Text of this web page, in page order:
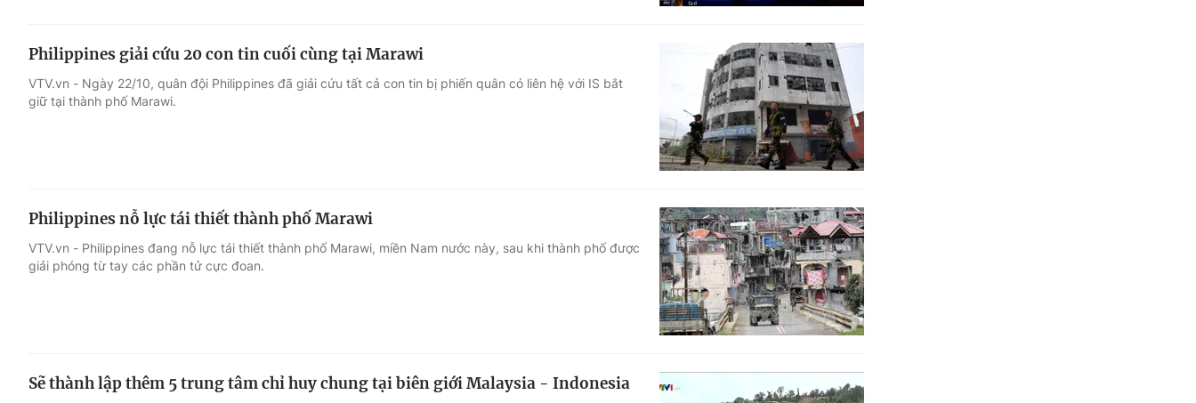
Philippines giải cứu 20 con tin cuối cùng tại Marawi
VTV.vn - Ngày 22/10, quân đội Philippines đã giải cứu tất cả con tin bị phiến quân có liên hệ với IS bắt
giữ tại thành phố Marawi.
Philippines nỗ lực tái thiết thành phố Marawi
VTV.vn - Philippines đang nỗ lực tái thiết thành phố Marawi, miền Nam nước này, sau khi thành phố được
giải phóng từ tay các phần tử cực đoan.
Sẽ thành lập thêm 5 trung tâm chỉ huy chung tại biên giới Malaysia - Indonesia